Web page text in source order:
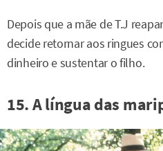
Depois que a mãe de T.J
decide retornar aos ringues
dinheiro e sustentar o filho.
15. A língua das